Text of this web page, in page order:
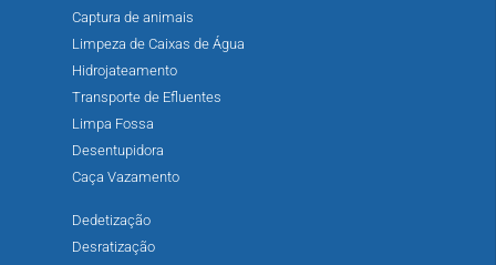
Captura de animais
Limpeza de Caixas de Água
Hidrojateamento
Transporte de Efluentes
Limpa Fossa
Desentupidora
Caça Vazamento
Dedetização
Desratização